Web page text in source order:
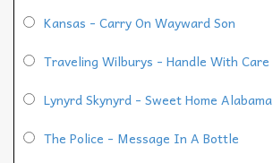
Kansas - Carry On Wayward Son
Traveling Wilburys - Handle With Care
Lynyrd Skynyrd - Sweet Home Alabama
The Police - Message In A Bottle